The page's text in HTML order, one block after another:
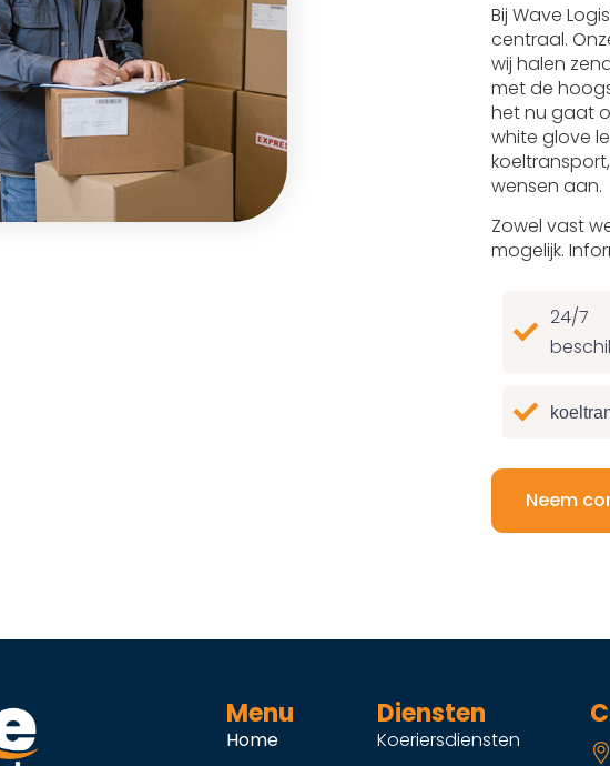
Bij Wave
centraal.
wij halen
met de
het nu gaat
white glove
wensen aan.
Zowel vast
mogelijk.
24/7
Neem
Menu
Home
Diensten
Koeriersdiensten